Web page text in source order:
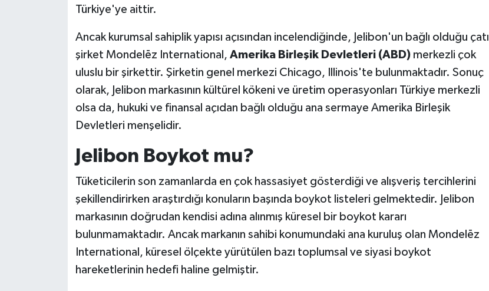
Türkiye'ye aittir.
Ancak kurumsal sahiplik yapısı açısından incelendiğinde, Jelibon'un bağlı olduğu çatı
şirket Mondelēz International, Amerika Birleşik Devletleri (ABD)merkezli çok
uluslu bir şirkettir. Şirketin genel merkezi Chicago, Illinois'te bulunmaktadır. Sonuç
olarak, Jelibon markasının kültürel kökeni ve üretim operasyonları Türkiye merkezli
olsa da, hukuki ve finansal açıdan bağlı olduğu ana sermaye Amerika Birleşik
Devletleri menşelidir.
Jelibon Boykot mu?
Tüketicilerin son zamanlarda en çok hassasiyet gösterdiği ve alışveriş tercihlerini
şekillendirirken araştırdığı konuların başında boykot listeleri gelmektedir. Jelibon
markasının doğrudan kendisi adına alınmış küresel bir boykot kararı
bulunmamaktadır. Ancak markanın sahibi konumundaki ana kuruluş olan Mondelēz
International, küresel ölçekte yürütülen bazı toplumsal ve siyasi boykot
hareketlerinin hedefi haline gelmiştir.